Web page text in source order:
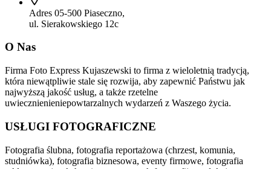
Adres 05-500 Piaseczno,
ul. Sierakowskiego 12c
O Nas
Firma Foto Express Kujaszewski to firma z wieloletnią tradycją,
która niewątpliwie stale się rozwija, aby zapewnić Państwu jak
najwyższą jakość usług, a także rzetelne
uwiecznienieniepowtarzalnych wydarzeń z Waszego życia.
USŁUGI FOTOGRAFICZNE
Fotografia ślubna, fotografia reportażowa (chrzest, komunia,
studniówka), fotografia biznesowa, eventy firmowe, fotografia